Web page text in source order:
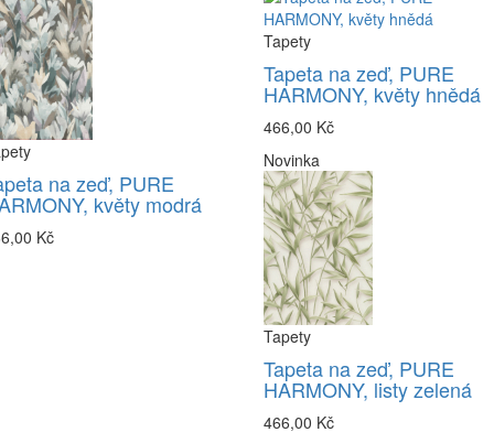
na zeď, PURE
květy modrá
Kč
Tapety
Tapeta na zeď, PURE
HARMONY, květy hnědá
466,00 Kč
Novinka
Tapety
Tapeta na zeď, PURE
HARMONY, listy zelená
466,00 Kč